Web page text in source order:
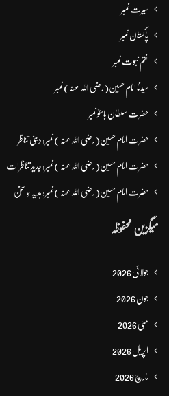
سیرت نمبر
پاکستان نمبر
ختم نبوت نمبر
سیدنا امام حسین(رضی اللہ عنہ) نمبر
حضرت سلطان باھوؒ نمبر
حضرت امام حسین(رضی اللہ عنہ ) نمبر: دینی تناظر
حضرت امام حسین(رضی اللہ عنہ ) نمبر: جدید تناظرات
حضرت امام حسین(رضی اللہ عنہ ) نمبر: ہدیہ ءِ سُخن
میگزین محفوظہ
جولائی 2026
جون 2026
مئی 2026
اپریل 2026
مارچ 2026